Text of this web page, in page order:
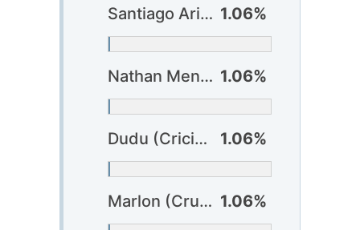
Santiago Arias (Bahia) 1.06%
Nathan Mendes (Bragantino) 1.06%
Dudu (Criciúma) 1.06%
Marlon (Cruzeiro) 1.06%